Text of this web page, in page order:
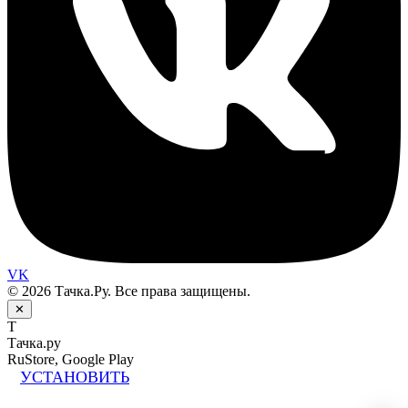
VK
© 2026 Тачка.Ру. Все права защищены.
✕
Т
Тачка.ру
RuStore, Google Play
УСТАНОВИТЬ